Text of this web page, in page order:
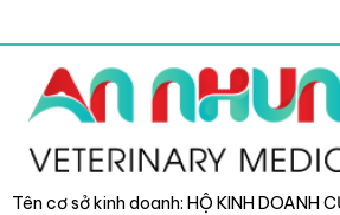
Tên cơ sở kinh doanh: HỘ KINH DOANH